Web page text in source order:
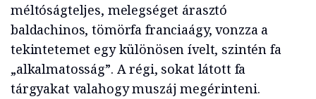
méltóságteljes, melegséget árasztó
baldachinos, tömörfa franciaágy, vonzza a
tekintetemet egy különösen ívelt, szintén fa
„alkalmatosság”. A régi, sokat látott fa
tárgyakat valahogy muszáj megérinteni.